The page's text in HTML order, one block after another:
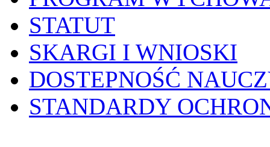
STATUT
SKARGI I WNIOSKI
DOSTEPNOŚĆ
STANDARDY